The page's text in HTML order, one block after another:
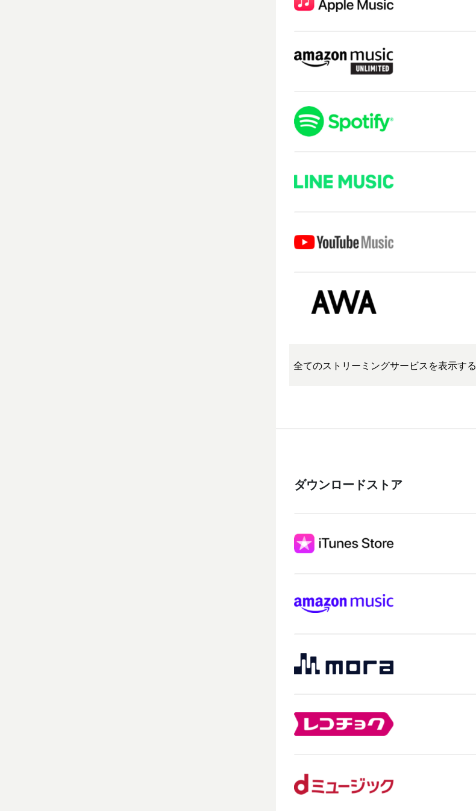
全てのストリーミングサービスを表示する
ダウンロードストア